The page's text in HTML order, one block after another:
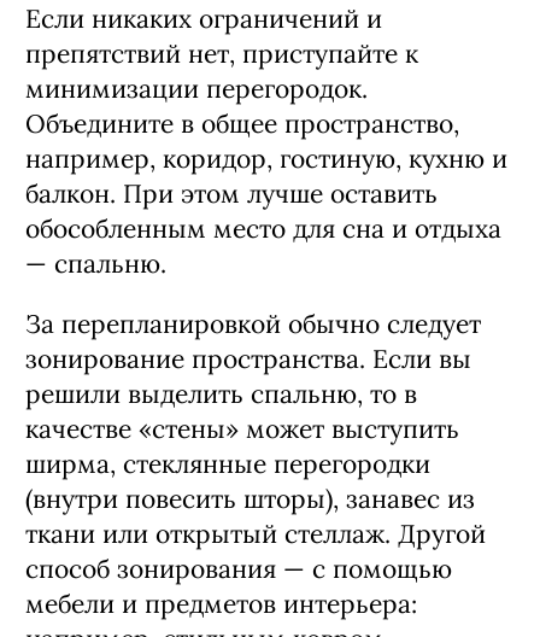
Если никаких ограничений и
препятствий нет, приступайте к
минимизации перегородок.
Объедините в общее пространство,
например, коридор, гостиную, кухню и
балкон. При этом лучше оставить
обособленным место для сна и отдыха
— спальню.
За перепланировкой обычно следует
зонирование пространства. Если вы
решили выделить спальню, то в
качестве «стены» может выступить
ширма, стеклянные перегородки
(внутри повесить шторы), занавес из
ткани или открытый стеллаж. Другой
способ зонирования — с помощью
мебели и предметов интерьера: